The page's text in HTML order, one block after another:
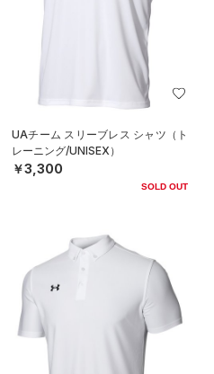
UAチーム スリーブレス シャツ（ト
レーニング/UNISEX）
￥3,300
SOLD OUT